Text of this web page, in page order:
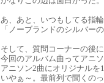
あ、あと、いつもしてる指
「ノーブランドのシルバー
そして、質問コーナーの後
今回のアルバム曲ってアニ
アニソン2曲にオリジナル
いやぁ～。最前列で聞くの